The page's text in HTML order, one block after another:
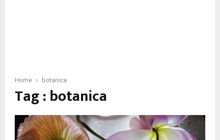
Home botanica
Tag : botanica